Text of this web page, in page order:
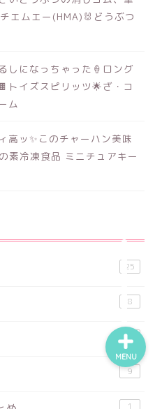
エムエー(HMA)🐰どうぶつ
しになっちゃった🍦ロング
トイズスピリッツ🌟ざ・コ
ム
高ッ✨このチャーハン美味
素冷凍食品 ミニチュアキー
25
8
64
9
1
MENU
食品サンプル